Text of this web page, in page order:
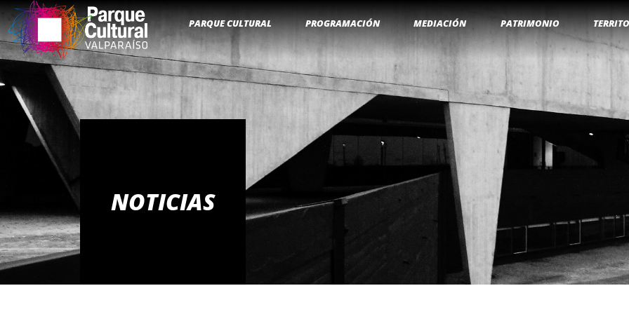
PARQUE CULTURAL PROGRAMACIÓN MEDIACIÓN PATRIMONIO
NOTICIAS